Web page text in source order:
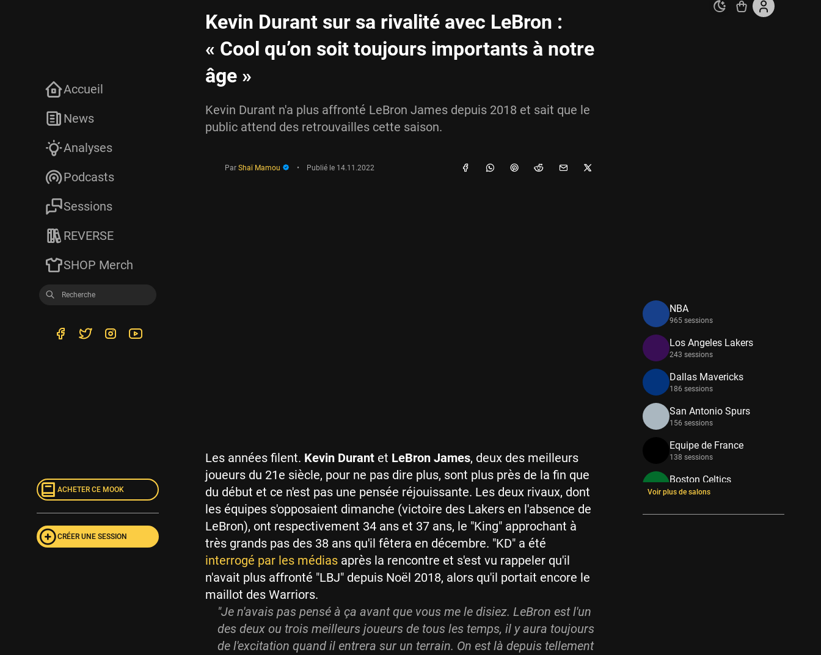
Kevin Durant sur sa rivalité avec LeBron :
« Cool qu’on soit toujours importants à notre
âge »
Kevin Durant n'a plus affronté LeBron James depuis 2018 et sait que le
public attend des retrouvailles cette saison.
Par Shaï Mamou • Publié le 14.11.2022
Les années filent. Kevin Durant et LeBron James, deux des meilleurs
joueurs du 21e siècle, pour ne pas dire plus, sont plus près de la fin que
du début et ce n'est pas une pensée réjouissante. Les deux rivaux, dont
les équipes s'opposaient dimanche (victoire des Lakers en l'absence de
LeBron), ont respectivement 34 ans et 37 ans, le "King" approchant à
très grands pas des 38 ans qu'il fêtera en décembre. "KD" a été
interrogé par les médias après la rencontre et s'est vu rappeler qu'il
n'avait plus affronté "LBJ" depuis Noël 2018, alors qu'il portait encore le
maillot des Warriors.
"Je n'avais pas pensé à ça avant que vous me le disiez. LeBron est l'un
des deux ou trois meilleurs joueurs de tous les temps, il y aura toujours
de l'excitation quand il entrera sur un terrain. On est là depuis tellement
Accueil
News
Analyses
Podcasts
Sessions
REVERSE
SHOP Merch
ACHETER CE MOOK
CRÉER UNE SESSION
NBA
965 sessions
Los Angeles Lakers
243 sessions
Dallas Mavericks
186 sessions
San Antonio Spurs
156 sessions
Equipe de France
138 sessions
Boston Celtics
133 sessions
New York Knicks
Voir plus de salons